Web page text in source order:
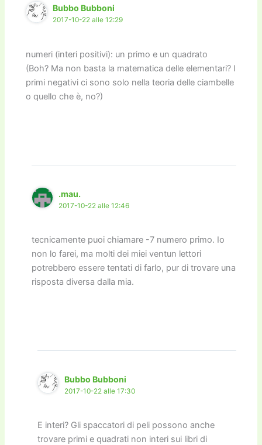
Bubbo Bubboni
2017-10-22 alle 12:29
numeri (interi positivi): un primo e un quadrato
(Boh? Ma non basta la matematica delle elementari? I
primi negativi ci sono solo nella teoria delle ciambelle
o quello che è, no?)
.mau.
2017-10-22 alle 12:46
tecnicamente puoi chiamare -7 numero primo. Io
non lo farei, ma molti dei miei ventun lettori
potrebbero essere tentati di farlo, pur di trovare una
risposta diversa dalla mia.
Bubbo Bubboni
2017-10-22 alle 17:30
E interi? Gli spaccatori di peli possono anche
trovare primi e quadrati non interi sui libri di